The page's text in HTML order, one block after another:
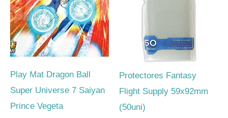
Play Mat Dragon Ball
Super Universe 7 Saiyan
Prince Vegeta
Protectores Fantasy
Flight Supply 59x92mm
(50uni)